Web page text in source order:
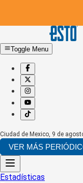
Toggle Menu
Ciudad de Mexico, 9 de
VER MÁS
Estadísticas